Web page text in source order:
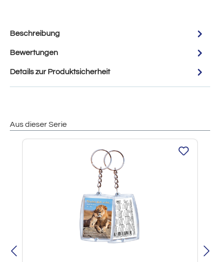
Beschreibung
Bewertungen
Details zur Produktsicherheit
Aus dieser Serie
Produktgalerie überspringen